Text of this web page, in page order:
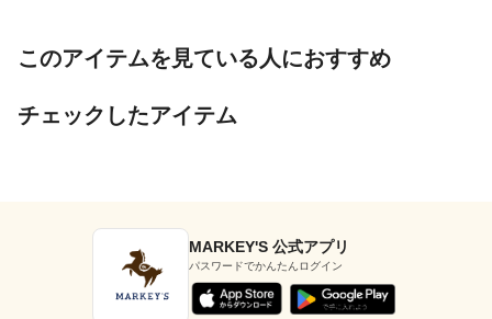
このアイテムを見ている人におすすめ
チェックしたアイテム
MARKEY'S 公式アプリ
パスワードでかんたんログイン